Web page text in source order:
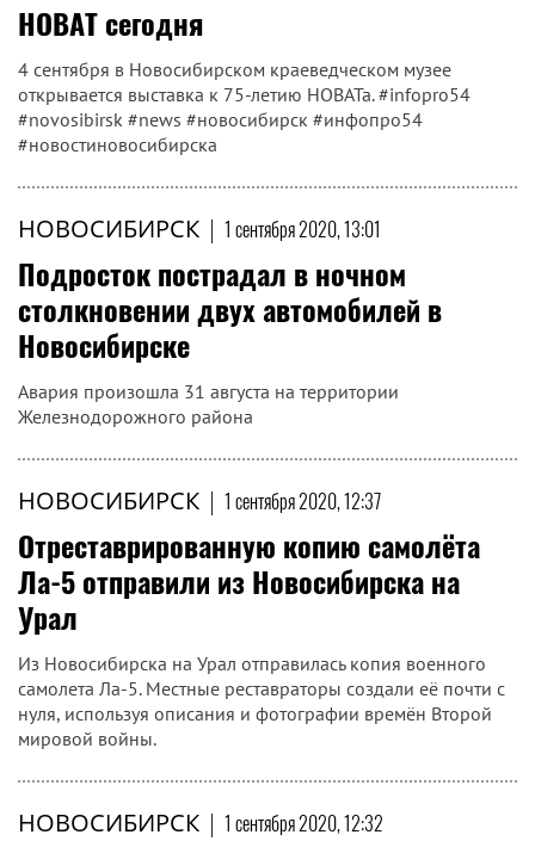
НОВАТ сегодня
4 сентября в Новосибирском краеведческом музее
открывается выставка к 75-летию НОВАТа. #infopro54
#novosibirsk #news #новосибирск #инфопро54
#новостиновосибирска
НОВОСИБИРСК | 1 сентября 2020, 13:01
Подросток пострадал в ночном
столкновении двух автомобилей в
Новосибирске
Авария произошла 31 августа на территории
Железнодорожного района
НОВОСИБИРСК | 1 сентября 2020, 12:37
Отреставрированную копию самолёта
Ла-5 отправили из Новосибирска на
Урал
Из Новосибирска на Урал отправилась копия военного
самолета Ла-5. Местные реставраторы создали её почти с
нуля, используя описания и фотографии времён Второй
мировой войны.
НОВОСИБИРСК | 1 сентября 2020, 12:32